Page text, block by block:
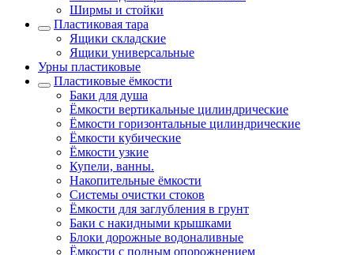
Ширмы и стойки
Пластиковая тара
Ящики складские
Ящики универсальные
Урны пластиковые
Пластиковые ёмкости
Баки для душа
Ёмкости вертикальные цилиндрические
Ёмкости горизонтальные цилиндрические
Ёмкости кубические
Ёмкости узкие
Купели, ванны.
Накопительные ёмкости
Системы очистки стоков
Ёмкости для заглубления в грунт
Баки с накидными крышками
Блоки дорожные водоналивные
Ёмкости с полным опорожнением